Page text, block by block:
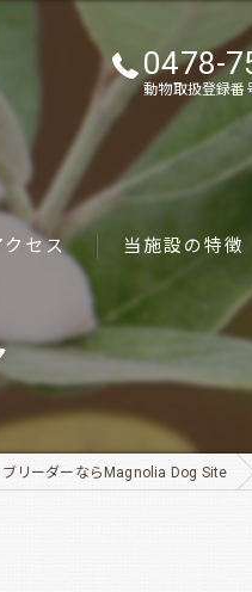
0478-
動物取扱登録
クセス 当施設の特徴
ゴールデンレトリ
パピー
犬舎
リーダーならMagnolia Dog Site